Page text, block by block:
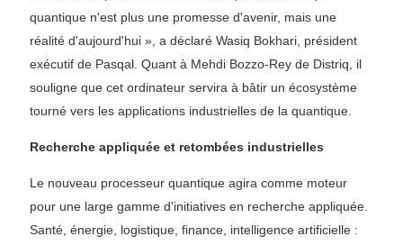
quantique n'est plus une promesse d'avenir, mais une
réalité d'aujourd'hui », a déclaré Wasiq Bokhari, président
exécutif de Pasqal. Quant à Mehdi Bozzo-Rey de Distriq, il
souligne que cet ordinateur servira à bâtir un écosystème
tourné vers les applications industrielles de la quantique.
Recherche appliquée et retombées industrielles
Le nouveau processeur quantique agira comme moteur
pour une large gamme d'initiatives en recherche appliquée.
Santé, énergie, logistique, finance, intelligence artificielle :